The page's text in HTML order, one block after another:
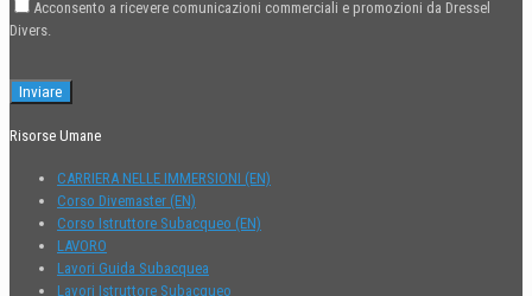
Acconsento a ricevere comunicazioni commerciali e promozioni da Dressel
Divers.
Risorse Umane
CARRIERA NELLE IMMERSIONI (EN)
Corso Divemaster (EN)
Corso Istruttore Subacqueo (EN)
LAVORO
Lavori Guida Subacquea